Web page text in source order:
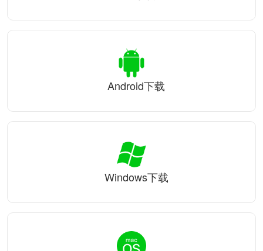
Android下载
Windows下载